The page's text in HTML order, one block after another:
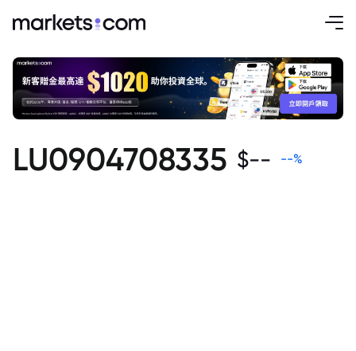
LU0904708335 $-- --%